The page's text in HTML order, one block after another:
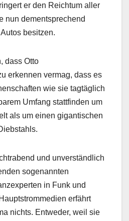
er den Reichtum aller
nun dementsprechend
besitzen.
dass Otto
erkennen vermag, dass es
wie sie tagtäglich
Umfang stattfinden um
als um einen gigantischen
und unverständlich
sogenannten
in Funk und
erfährt
nichts. Entweder, weil sie